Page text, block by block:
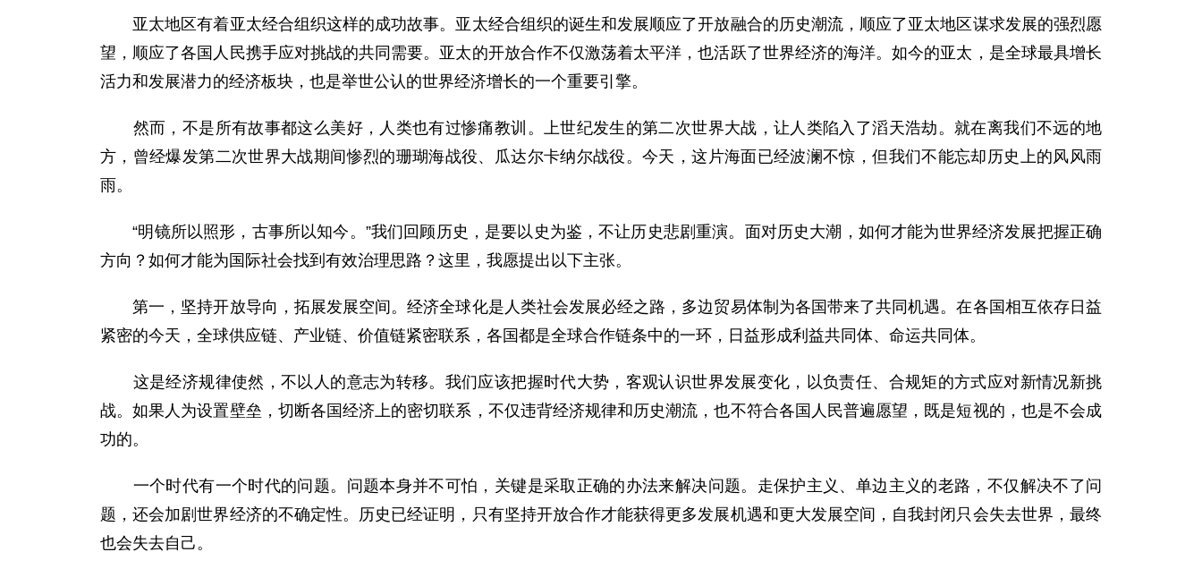
亚太地区有着亚太经合组织这样的成功故事。亚太经合组织的诞生和发展顺应了开放融合的历史潮流，顺应了亚太地区谋求发展的强烈愿
望，顺应了各国人民携手应对挑战的共同需要。亚太的开放合作不仅激荡着太平洋，也活跃了世界经济的海洋。如今的亚太，是全球最具增长
活力和发展潜力的经济板块，也是举世公认的世界经济增长的一个重要引擎。
然而，不是所有故事都这么美好，人类也有过惨痛教训。上世纪发生的第二次世界大战，让人类陷入了滔天浩劫。就在离我们不远的地
方，曾经爆发第二次世界大战期间惨烈的珊瑚海战役、瓜达尔卡纳尔战役。今天，这片海面已经波澜不惊，但我们不能忘却历史上的风风雨
雨。
“明镜所以照形，古事所以知今。”我们回顾历史，是要以史为鉴，不让历史悲剧重演。面对历史大潮，如何才能为世界经济发展把握正确
方向？如何才能为国际社会找到有效治理思路？这里，我愿提出以下主张。
第一，坚持开放导向，拓展发展空间。经济全球化是人类社会发展必经之路，多边贸易体制为各国带来了共同机遇。在各国相互依存日益
紧密的今天，全球供应链、产业链、价值链紧密联系，各国都是全球合作链条中的一环，日益形成利益共同体、命运共同体。
这是经济规律使然，不以人的意志为转移。我们应该把握时代大势，客观认识世界发展变化，以负责任、合规矩的方式应对新情况新挑
战。如果人为设置壁垒，切断各国经济上的密切联系，不仅违背经济规律和历史潮流，也不符合各国人民普遍愿望，既是短视的，也是不会成
功的。
一个时代有一个时代的问题。问题本身并不可怕，关键是采取正确的办法来解决问题。走保护主义、单边主义的老路，不仅解决不了问
题，还会加剧世界经济的不确定性。历史已经证明，只有坚持开放合作才能获得更多发展机遇和更大发展空间，自我封闭只会失去世界，最终
也会失去自己。